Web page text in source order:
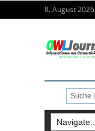
8. August 2026